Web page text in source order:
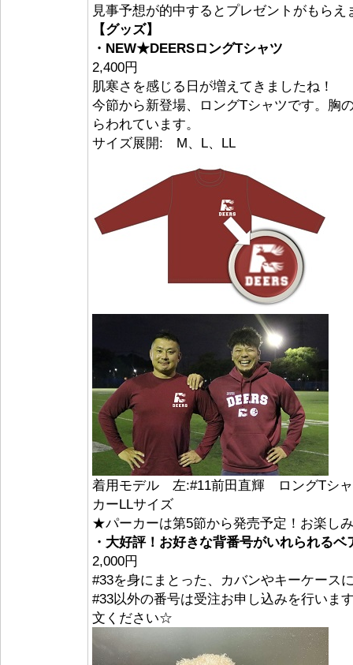
見事予想が的中するとプレゼントがもら
【グッズ】
・NEW★DEERSロングTシャツ
2,400円
肌寒さを感じる日が増えてきましたね！
今節から新登場、ロングTシャツです。胸
らわれています。
サイズ展開: M、L、LL
着用モデル 左:#11前田直輝 ロングTシ
カーLLサイズ
★パーカーは第5節から発売予定！お楽し
・大好評！お好きな背番号がいれられる
2,000円
#33を身にまとった、カバンやキーケース
#33以外の番号は受注お申し込みを行いま
文ください☆